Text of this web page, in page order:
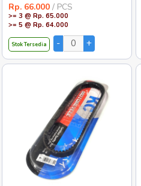
Rp. 66.000 / PCS
>= 3 @ Rp. 65.000
>= 5 @ Rp. 64.000
Stok Tersedia